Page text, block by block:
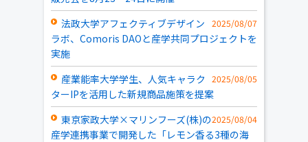
2025/08/07
法政大学アフェクティブデザイン
ラボ、Comoris DAOと産学共同プロジェクトを
実施
2025/08/05
産業能率大学学生、人気キャラク
ターIPを活用した新規商品施策を提案
2025/08/04
東京家政大学×マリンフーズ(株)の
産学連携事業で開発した「レモン香る3種の海